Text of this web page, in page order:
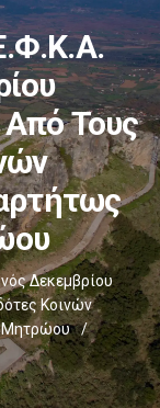
Τους
Δεκεμβρίου
Κοινών
Μητρώου
/